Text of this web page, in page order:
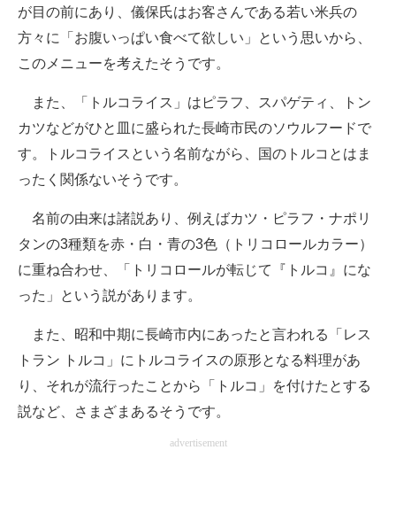
電子設計の基本と応用
エネルギーの専門メディア
建設×テクノロジーの最前線
ちょっと気になるネットの話題
が目の前にあり、儀保氏はお客さんである若い米兵の
方々に「お腹いっぱい食べて欲しい」という思いから、
このメニューを考えたそうです。
また、「トルコライス」はピラフ、スパゲティ、トン
カツなどがひと皿に盛られた長崎市民のソウルフードで
す。トルコライスという名前ながら、国のトルコとはま
ったく関係ないそうです。
名前の由来は諸説あり、例えばカツ・ピラフ・ナポリ
タンの3種類を赤・白・青の3色（トリコロールカラー）
に重ね合わせ、「トリコロールが転じて『トルコ』にな
った」という説があります。
また、昭和中期に長崎市内にあったと言われる「レス
トラン トルコ」にトルコライスの原形となる料理があ
り、それが流行ったことから「トルコ」を付けたとする
説など、さまざまあるそうです。
advertisement